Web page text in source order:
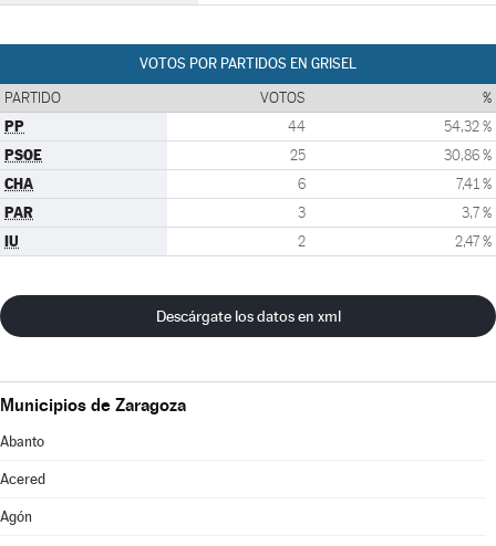
VOTOS POR PARTIDOS EN GRISEL
PARTIDO VOTOS %
PP 44 54,32 %
PSOE 25 30,86 %
CHA 6 7,41 %
PAR 3 3,7 %
IU 2 2,47 %
Descárgate los datos en xml
Municipios de Zaragoza
Abanto
Acered
Agón